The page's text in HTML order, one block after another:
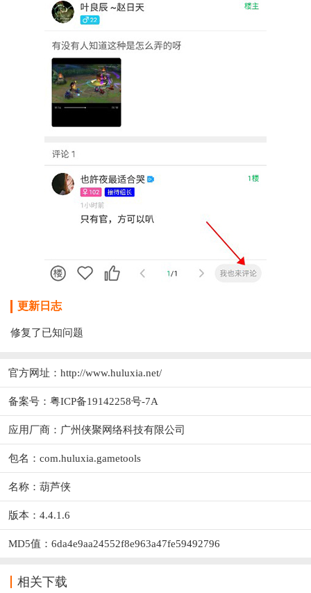
更新日志
修复了已知问题
官方网址： http://www.huluxia.net/
备案号：粤ICP备19142258号-7A
应用厂商： 广州侠聚网络科技有限公司
包名：com.huluxia.gametools
名称：葫芦侠
版本：4.4.1.6
MD5值：6da4e9aa24552f8e963a47fe59492796
相关下载